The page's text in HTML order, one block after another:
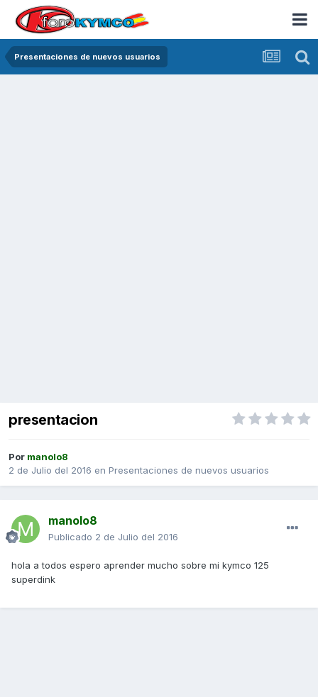
Presentaciones de nuevos usuarios
presentacion
Por manolo8
2 de Julio del 2016 en Presentaciones de nuevos usuarios
manolo8
Publicado 2 de Julio del 2016
hola a todos espero aprender mucho sobre mi kymco 125
superdink